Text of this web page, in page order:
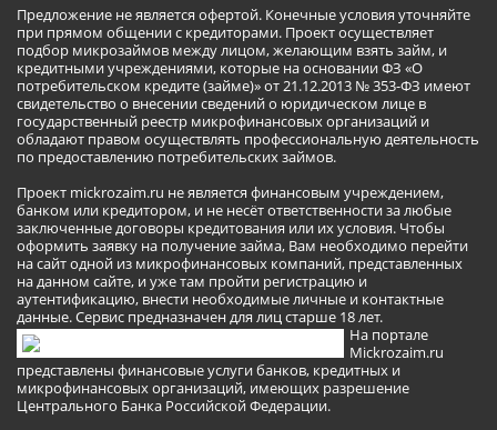
Предложение не является офертой. Конечные условия уточняйте
при прямом общении с кредиторами. Проект осуществляет
подбор микрозаймов между лицом, желающим взять займ, и
кредитными учреждениями, которые на основании ФЗ «О
потребительском кредите (займе)» от 21.12.2013 № 353-ФЗ имеют
свидетельство о внесении сведений о юридическом лице в
государственный реестр микрофинансовых организаций и
обладают правом осуществлять профессиональную деятельность
по предоставлению потребительских займов.
Проект mickrozaim.ru не является финансовым учреждением,
банком или кредитором, и не несёт ответственности за любые
заключенные договоры кредитования или их условия. Чтобы
оформить заявку на получение займа, Вам необходимо перейти
на сайт одной из микрофинансовых компаний, представленных
на данном сайте, и уже там пройти регистрацию и
аутентификацию, внести необходимые личные и контактные
данные. Сервис предназначен для лиц старше 18 лет.
На портале
Mickrozaim.ru
представлены финансовые услуги банков, кредитных и
микрофинансовых организаций, имеющих разрешение
Центрального Банка Российской Федерации.